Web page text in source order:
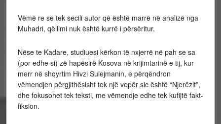
Vëmë re se tek secili autor që është marrë në analizë nga
Muhadri, qëllimi nuk është kurrë i përsëritur.
Nëse te Kadare, studiuesi kërkon të nxjerrë në pah se sa
(por edhe si) zë hapësirë Kosova në krijimtarinë e tij, kur
merr në shqyrtim Hivzi Sulejmanin, e përqëndron
vëmendjen përgjithësisht tek një vepër sic është “Njerëzit”,
dhe fokusohet tek teksti, me vëmendje edhe tek kufijtë fakt-
fiksion.